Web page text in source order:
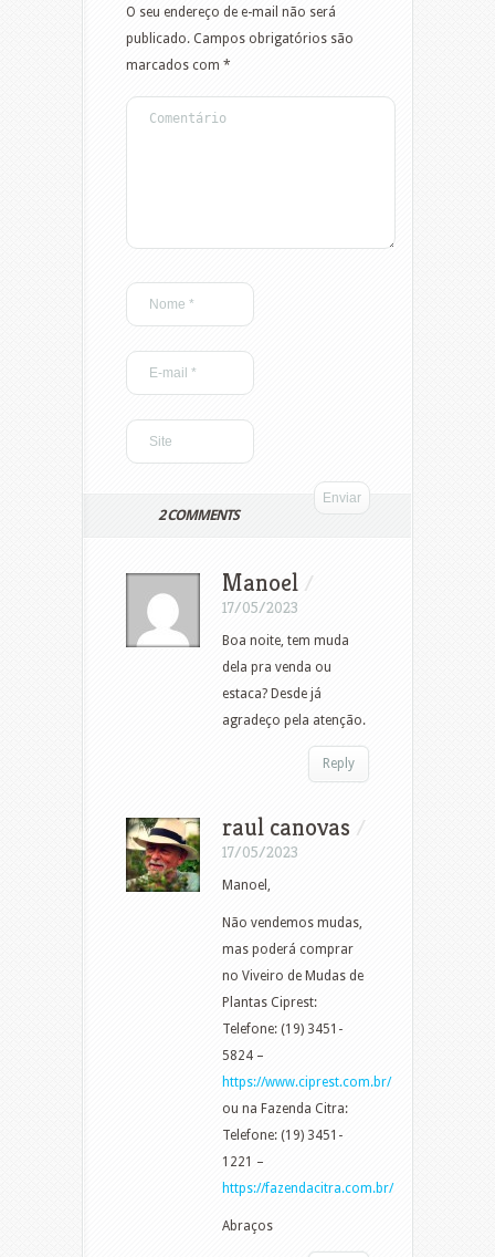
O seu endereço de e-mail não será
publicado. Campos obrigatórios são
marcados com *
2 COMMENTS
Manoel /
17/05/2023
Boa noite, tem muda
dela pra venda ou
estaca? Desde já
agradeço pela atenção.
Reply
raul canovas /
17/05/2023
Manoel,
Não vendemos mudas,
mas poderá comprar
no Viveiro de Mudas de
Plantas Ciprest:
Telefone: (19) 3451-
5824 –
https://www.ciprest.com.br/
ou na Fazenda Citra:
Telefone: (19) 3451-
1221 –
https://fazendacitra.com.br/
Abraços